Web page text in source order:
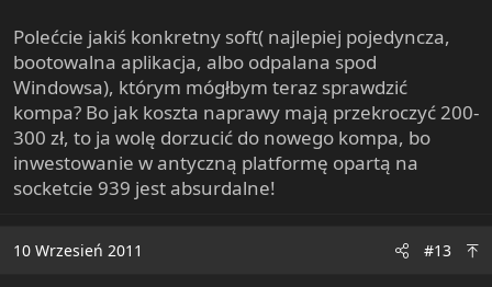
Polećcie jakiś konkretny soft( najlepiej pojedyncza,
bootowalna aplikacja, albo odpalana spod
Windowsa), którym mógłbym teraz sprawdzić
kompa? Bo jak koszta naprawy mają przekroczyć 200-
300 zł, to ja wolę dorzucić do nowego kompa, bo
inwestowanie w antyczną platformę opartą na
socketcie 939 jest absurdalne!
10 Wrzesień 2011 #13